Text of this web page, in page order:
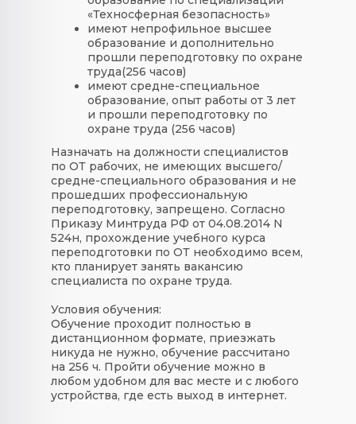
«Техносферная безопасность»
имеют непрофильное высшее
образование и дополнительно
прошли переподготовку по охране
труда(256 часов)
имеют средне-специальное
образование, опыт работы от 3 лет
и прошли переподготовку по
охране труда (256 часов)
Назначать на должности специалистов
по ОТ рабочих, не имеющих высшего/
средне-специального образования и не
прошедших профессиональную
переподготовку, запрещено. Согласно
Приказу Минтруда РФ от 04.08.2014 N
524н, прохождение учебного курса
переподготовки по ОТ необходимо всем,
кто планирует занять вакансию
специалиста по охране труда.
Условия обучения:
Обучение проходит полностью в
дистанционном формате, приезжать
никуда не нужно, обучение рассчитано
на 256 ч. Пройти обучение можно в
любом удобном для вас месте и с любого
устройства, где есть выход в интернет.